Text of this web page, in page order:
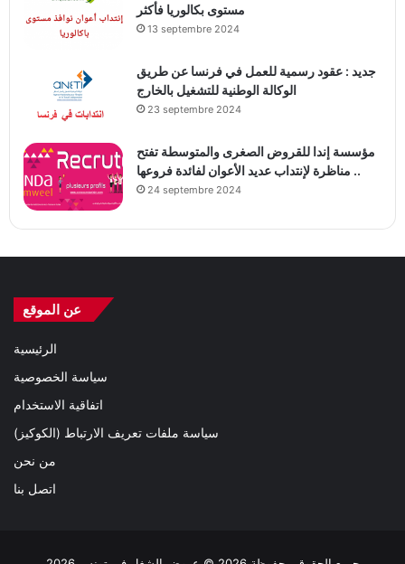
مستوى بكالوريا فأكثر
13 septembre 2024
جديد : عقود رسمية للعمل في فرنسا عن طريق
الوكالة الوطنية للتشغيل بالخارج
23 septembre 2024
مؤسسة إندا للقروض الصغرى والمتوسطة تفتح
مناظرة لإنتداب عديد الأعوان لفائدة فروعها ..
24 septembre 2024
عن الموقع
الرئيسية
سياسة الخصوصية
اتفاقية الاستخدام
سياسة ملفات تعريف الارتباط (الكوكيز)
من نحن
اتصل بنا